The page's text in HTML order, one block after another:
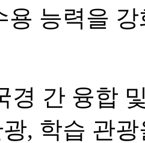
용 능력을
경 간 융합
, 학습 관